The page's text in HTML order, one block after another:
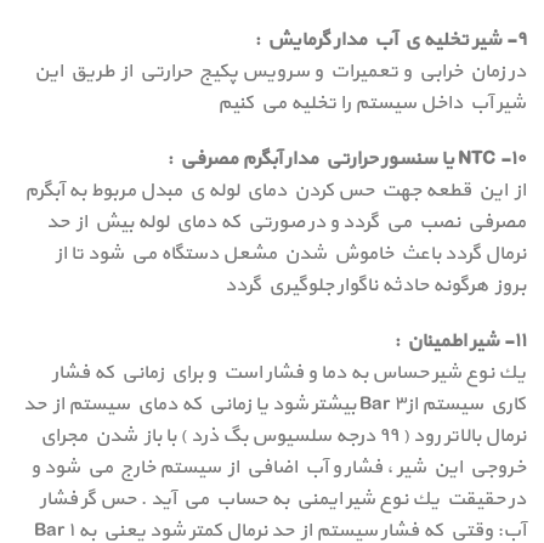
۹- شير تخليه ي آب مدار گرمايش :
در زمان خرابي و تعميرات و سرويس پكيج حرارتي از طريق اين
شير آب داخل سيستم را تخليه مي كنيم
۱۰- NTC يا سنسور حرارتي مدار آبگرم مصرفي :
از اين قطعه جهت حس كردن دماي لوله ي مبدل مربوط به آبگرم
مصرفي نصب مي گردد و در صورتي كه دماي لوله بيش از حد
نرمال گردد باعث خاموش شدن مشعل دستگاه مي شود تا از
بروز هرگونه حادثه ناگوار جلوگيري گردد
۱۱- شير اطمينان :
يك نوع شير حساس به دما و فشار است و براي زماني كه فشار
كاري سيستم ازBar ۳ بيشتر شود يا زماني كه دماي سيستم از حد
نرمال بالاتر رود ( ۹۹ درجه سلسيوس بگ ذرد ) با باز شدن مجراي
خروجي اين شير ، فشار و آب اضافي از سيستم خارج مي شود و
در حقيقت يك نوع شير ايمني به حساب مي آيد . حس گر فشار
آب: وقتي كه فشار سيستم از حد نرمال كمتر شود يعني به Bar ۱